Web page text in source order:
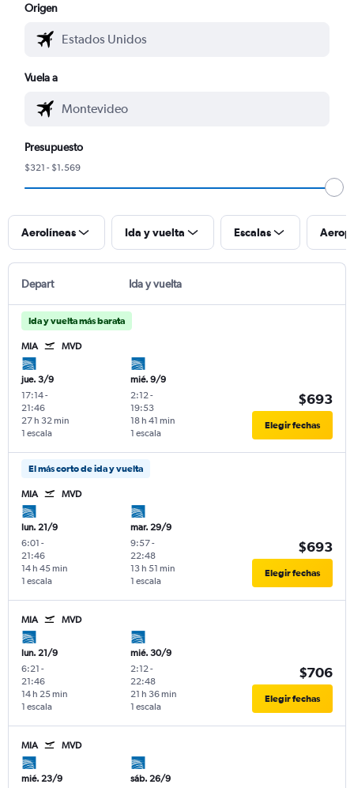
Origen
Vuela a
Presupuesto
$321 - $1.569
Aerolíneas Ida y vuelta Escalas
Depart Ida y vuelta
Ida y vuelta más barata
MIA MVD
jue. 3/9
17:14-
21:46
1 escala
27 h 32 min
mié. 9/9
2:12-
19:53
1 escala
18 h 41 min
$693
Elegir fechas
El más corto de ida y vuelta
MIA MVD
lun. 21/9
6:01 -
21:46
1 escala
14 h 45 min
mar. 29/9
9:57-
22:48
1 escala
13 h 51 min
$693
Elegir fechas
MIA MVD
lun. 21/9
6:21 -
21:46
1 escala
14 h 25 min
mié. 30/9
2:12-
22:48
1 escala
21 h 36 min
$706
Elegir fechas
MIA MVD
mié. 23/9
sáb. 26/9